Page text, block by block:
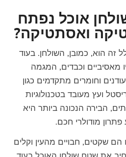
אוכל נפתח
ואסתטיקה?
זה הוא, כמובן, השולחן. בעוד
מאסיביים וכבדים, המגמה
וחומרים מתקדמים כגון
ועץ מעובד בטכנולוגיות
הבירה הנכונה ביותר היא
מודולרי חכם.
הם שקטים, חבויים מהעין וקלים